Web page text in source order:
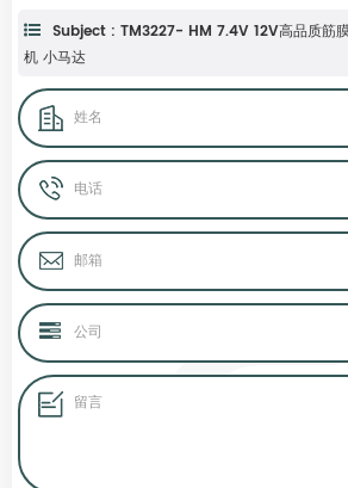
Subject : TM3227- HM 7.4V 12V高品质筋
机 小马达